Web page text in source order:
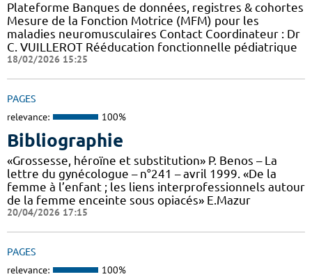
Plateforme Banques de données, registres & cohortes
Mesure de la Fonction Motrice (MFM) pour les
maladies neuromusculaires Contact Coordinateur : Dr
C. VUILLEROT Rééducation fonctionnelle pédiatrique
18/02/2026 15:25
PAGES
relevance: 100%
Bibliographie
«Grossesse, héroïne et substitution» P. Benos – La
lettre du gynécologue – n°241 – avril 1999. «De la
femme à l’enfant ; les liens interprofessionnels autour
de la femme enceinte sous opiacés» E.Mazur
20/04/2026 17:15
PAGES
relevance: 100%